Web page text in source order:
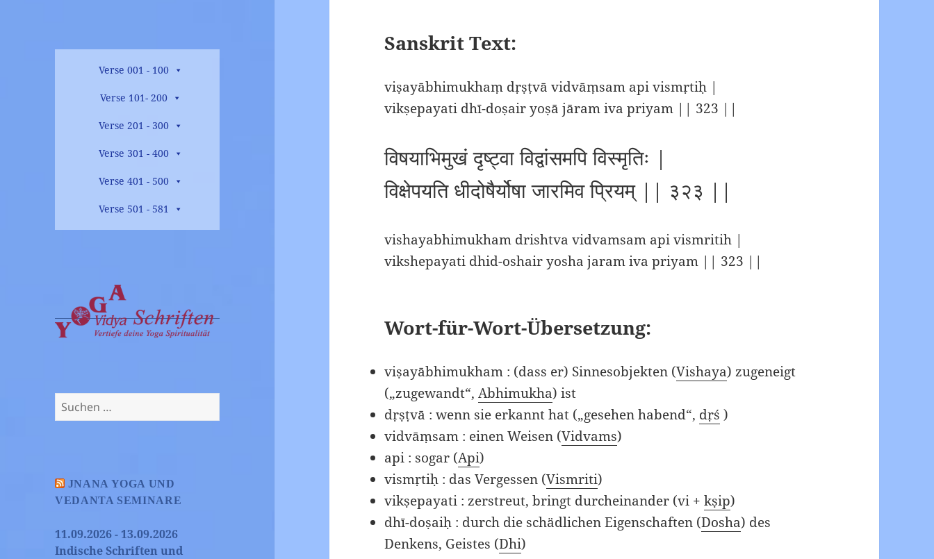
Verse 001 - 100
Verse 101- 200
Verse 201 - 300
Verse 301 - 400
Verse 401 - 500
Verse 501 - 581
Suchen
nach:
JNANA YOGA UND
VEDANTA SEMINARE
11.09.2026 - 13.09.2026
Indische Schriften und
Sanskrit Text:
viṣayābhimukhaṃ dṛṣṭvā vidvāṃsam api vismṛtiḥ |
vikṣepayati dhī-doṣair yoṣā jāram iva priyam || 323 ||
विषयाभिमुखं दृष्ट्वा विद्वांसमपि विस्मृतिः |
विक्षेपयति धीदोषैर्योषा जारमिव प्रियम् || ३२३ ||
vishayabhimukham drishtva vidvamsam api vismritih |
vikshepayati dhid-oshair yosha jaram iva priyam || 323 ||
Wort-für-Wort-Übersetzung:
viṣayābhimukham : (dass er) Sinnesobjekten (Vishaya) zugeneigt
(„zugewandt“,Abhimukha) ist
dṛṣṭvā : wenn sie erkannt hat („gesehen habend“, dṛś )
vidvāṃsam : einen Weisen (Vidvams)
api : sogar (Api)
vismṛtiḥ : das Vergessen (Vismriti)
vikṣepayati : zerstreut, bringt durcheinander (vi +kṣip)
dhī-doṣaiḥ : durch die schädlichen Eigenschaften (Dosha) des
Denkens, Geistes (Dhi)